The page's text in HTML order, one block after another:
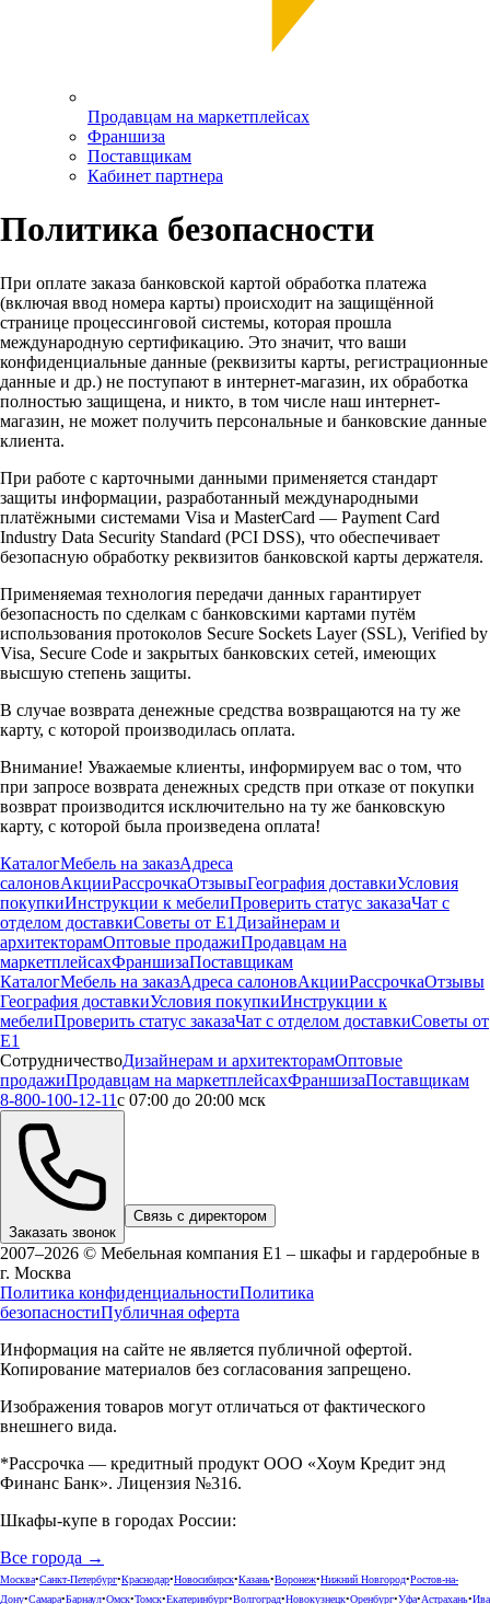
Продавцам на маркетплейсах
Франшиза
Поставщикам
Кабинет партнера
Политика безопасности
При оплате заказа банковской картой обработка платежа
(включая ввод номера карты) происходит на защищённой
странице процессинговой системы, которая прошла
международную сертификацию. Это значит, что ваши
конфиденциальные данные (реквизиты карты, регистрационные
данные и др.) не поступают в интернет-магазин, их обработка
полностью защищена, и никто, в том числе наш интернет-
магазин, не может получить персональные и банковские данные
клиента.
При работе с карточными данными применяется стандарт
защиты информации, разработанный международными
платёжными системами Visa и MasterCard — Payment Card
Industry Data Security Standard (PCI DSS), что обеспечивает
безопасную обработку реквизитов банковской карты держателя.
Применяемая технология передачи данных гарантирует
безопасность по сделкам с банковскими картами путём
использования протоколов Secure Sockets Layer (SSL), Verified by
Visa, Secure Code и закрытых банковских сетей, имеющих
высшую степень защиты.
В случае возврата денежные средства возвращаются на ту же
карту, с которой производилась оплата.
Внимание! Уважаемые клиенты, информируем вас о том, что
при запросе возврата денежных средств при отказе от покупки
возврат производится исключительно на ту же банковскую
карту, с которой была произведена оплата!
КаталогМебель на заказАдреса
салоновАкцииРассрочкаОтзывыГеография доставкиУсловия
покупкиИнструкции к мебелиПроверить статус заказаЧат с
отделом доставкиСоветы от Е1 Дизайнерам и
архитекторамОптовые продажиПродавцам на
маркетплейсахФраншизаПоставщикам
КаталогМебель на заказАдреса салоновАкцииРассрочкаОтзывы
География доставкиУсловия покупкиИнструкции к
мебелиПроверить статус заказаЧат с отделом доставкиСоветы от
Е1
СотрудничествоДизайнерам и архитекторамОптовые
продажиПродавцам на маркетплейсахФраншизаПоставщикам
8-800-100-12-11с 07:00 до 20:00 мск
Заказать звонок
Связь с директором
2007–2026 © Мебельная компания Е1 – шкафы и гардеробные в
г. Москва
Политика конфиденциальностиПолитика
безопасностиПубличная оферта
Информация на сайте не является публичной офертой.
Копирование материалов без согласования запрещено.
Изображения товаров могут отличаться от фактического
внешнего вида.
*Рассрочка — кредитный продукт ООО «Хоум Кредит энд
Финанс Банк». Лицензия №316.
Шкафы-купе в городах России:
Все города →
Москва•Санкт-Петербург•Краснодар•Новосибирск•Казань•Воронеж•Нижний Новгород•Ростов-на-
Дону•Самара•Барнаул•Омск•Томск•Екатеринбург•Волгоград•Новокузнецк•Оренбург•Уфа•Астрахань•